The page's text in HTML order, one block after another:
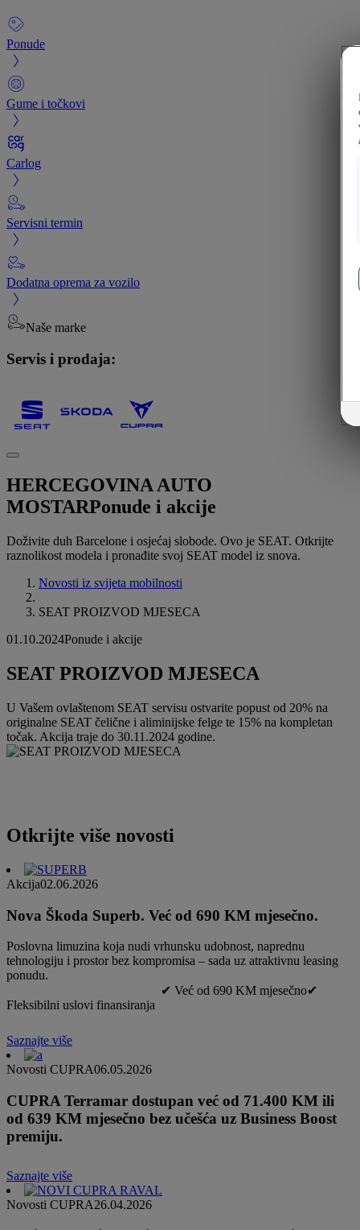
Ponude
Gume i točkovi
Carlog
Servisni termin
Dodatna oprema za vozilo
Naše marke
Servis i prodaja:
HERCEGOVINA AUTO
MOSTARPonude i akcije
Doživite duh Barcelone i osjećaj slobode. Ovo je SEAT. Otkrijte
raznolikost modela i pronađite svoj SEAT model iz snova.
Novosti iz svijeta mobilnosti
SEAT PROIZVOD MJESECA
01.10.2024Ponude i akcije
SEAT PROIZVOD MJESECA
U Vašem ovlaštenom SEAT servisu ostvarite popust od 20% na
originalne SEAT čelične i aliminijske felge te 15% na kompletan
točak. Akcija traje do 30.11.2024 godine.
Otkrijte više novosti
Akcija02.06.2026
Nova Škoda Superb. Već od 690 KM mjesečno.
Poslovna limuzina koja nudi vrhunsku udobnost, naprednu
tehnologiju i prostor bez kompromisa – sada uz atraktivnu leasing
ponudu.
✔ Već od 690 KM mjesečno✔
Fleksibilni uslovi finansiranja
Saznajte više
Novosti CUPRA06.05.2026
CUPRA Terramar dostupan već od 71.400 KM ili
od 639 KM mjesečno bez učešća uz Business Boost
premiju.
Saznajte više
Novosti CUPRA26.04.2026